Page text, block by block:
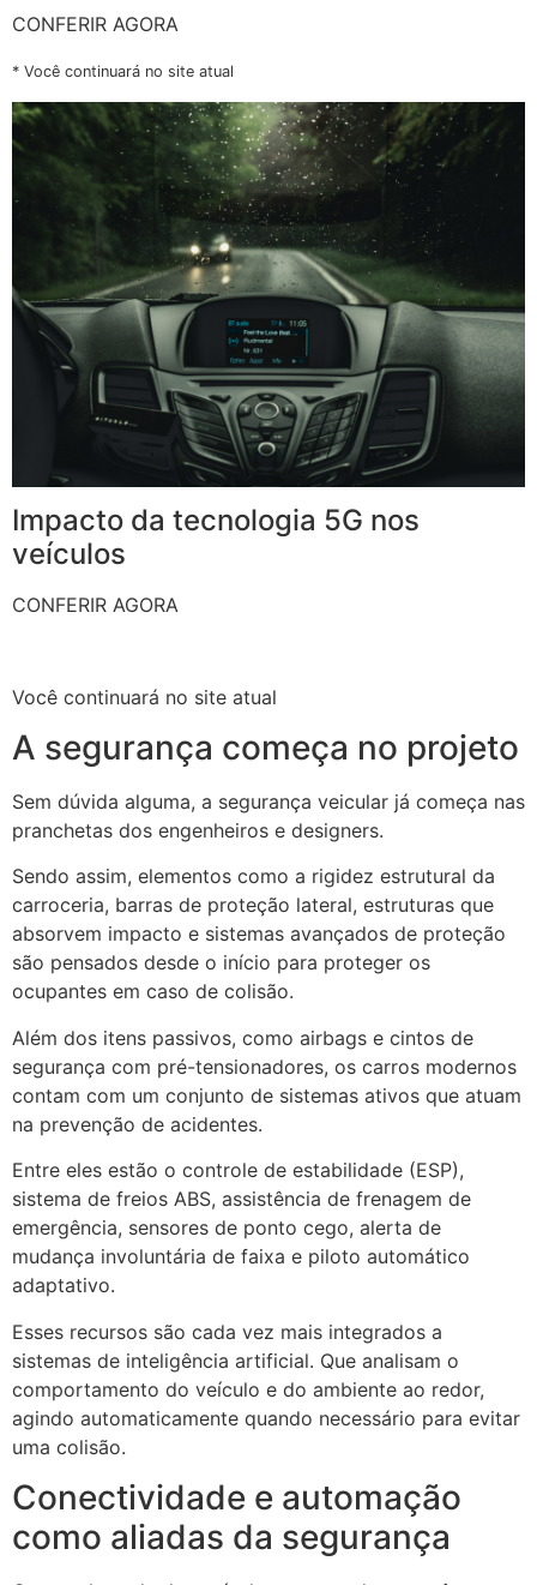
CONFERIR AGORA
* Você continuará no site atual
Impacto da tecnologia 5G nos
veículos
CONFERIR AGORA
Você continuará no site atual
A segurança começa no projeto
Sem dúvida alguma, a segurança veicular já começa nas
pranchetas dos engenheiros e designers.
Sendo assim, elementos como a rigidez estrutural da
carroceria, barras de proteção lateral, estruturas que
absorvem impacto e sistemas avançados de proteção
são pensados desde o início para proteger os
ocupantes em caso de colisão.
Além dos itens passivos, como airbags e cintos de
segurança com pré-tensionadores, os carros modernos
contam com um conjunto de sistemas ativos que atuam
na prevenção de acidentes.
Entre eles estão o controle de estabilidade (ESP),
sistema de freios ABS, assistência de frenagem de
emergência, sensores de ponto cego, alerta de
mudança involuntária de faixa e piloto automático
adaptativo.
Esses recursos são cada vez mais integrados a
sistemas de inteligência artificial. Que analisam o
comportamento do veículo e do ambiente ao redor,
agindo automaticamente quando necessário para evitar
uma colisão.
Conectividade e automação
como aliadas da segurança